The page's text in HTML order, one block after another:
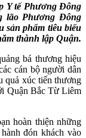
Y tế Phương Đông
lão Phương Đông
sản phẩm tiêu biểu
thành lập Quận.
bá thương hiệu
cán bộ người dân
quả xúc tiến thương
Quận Bắc Từ Liêm
hoàn thiện những
đón khách vào